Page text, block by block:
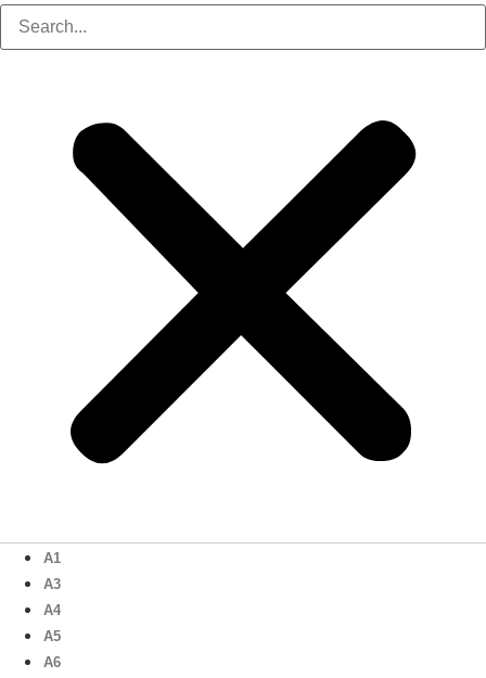
A1
A3
A4
A5
A6